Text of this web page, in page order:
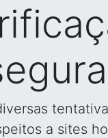
a sites